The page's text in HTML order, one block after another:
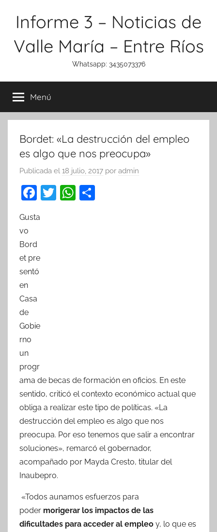
Informe 3 – Noticias de
Valle María – Entre Ríos
Whatsapp: 3435073376
Menú
Bordet: «La destrucción del empleo
es algo que nos preocupa»
Publicada el 18 julio, 2017 por admin
F
c
b
o
T
W
Gusta
vo
Bord
et pre
sentó
en
Casa
de
Gobie
rno
un
progr
ama de becas de formación en oficios. En este
sentido, criticó el contexto económico actual que
obliga a realizar este tipo de políticas. «La
destrucción del empleo es algo que nos
preocupa. Por eso tenemos que salir a encontrar
soluciones», remarcó el gobernador,
acompañado por Mayda Cresto, titular del
Inaubepro.
«Todos aunamos esfuerzos para
poder morigerar los impactos de las
dificultades para acceder al empleo y, lo que es